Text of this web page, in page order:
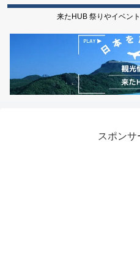
来たHUB 祭りやイベン
スポンサ